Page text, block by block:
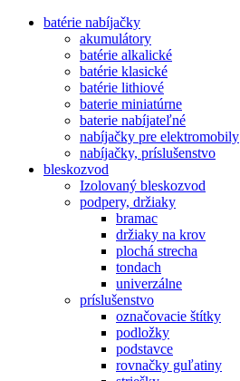
batérie nabíjačky
akumulátory
batérie alkalické
batérie klasické
batérie lithiové
baterie miniatúrne
baterie nabíjateľné
nabíjačky pre elektromobily
nabíjačky, príslušenstvo
bleskozvod
Izolovaný bleskozvod
podpery, držiaky
bramac
držiaky na krov
plochá strecha
tondach
univerzálne
príslušenstvo
označovacie štítky
podložky
podstavce
rovnačky guľatiny